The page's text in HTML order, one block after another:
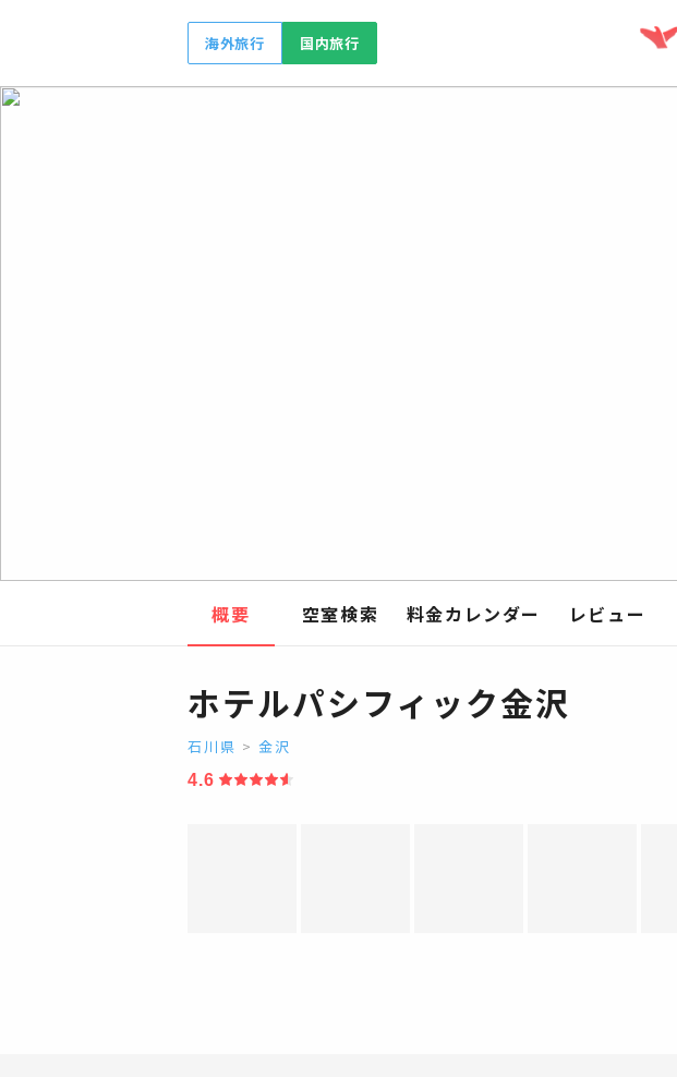
海外旅行 国内旅行
概要 空室検索 料金カレンダー レビュー
ホテルパシフィック金沢
石川県 > 金沢
4.6